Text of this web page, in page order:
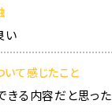
い
いて感じたこと
きる内容だと思った